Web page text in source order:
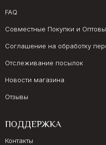
FAQ
Совместные Покупки и
Соглашение на обработку
Отслеживание посылок
Новости магазина
Отзывы
ПОДДЕРЖКА
Контакты